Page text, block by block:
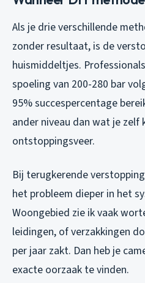
Als je drie verschillende
zonder resultaat, is de
huismiddeltjes.
spoeling van 200-280 bar
95% succespercentage
ander niveau dan wat je zelf
ontstoppingsveer.
Bij terugkerende
het probleem dieper in het
Woongebied zie ik vaak
leidingen, of verzakkingen
per jaar zakt. Dan heb je
exacte oorzaak te vinden.